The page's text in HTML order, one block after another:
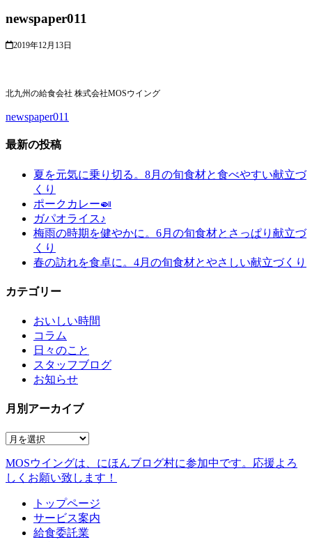
newspaper011
2019年12月13日
北九州の給食会社 株式会社MOSウイング
newspaper011
最新の投稿
夏を元気に乗り切る。8月の旬食材と食べやすい献立づ
くり
ポークカレー🍛
ガパオライス♪
梅雨の時期を健やかに。6月の旬食材とさっぱり献立づ
くり
春の訪れを食卓に。4月の旬食材とやさしい献立づくり
カテゴリー
おいしい時間
コラム
日々のこと
スタッフブログ
お知らせ
月別アーカイブ
MOSウイングは、にほんブログ村に参加中です。 応援よろ
しくお願い致します！
トップページ
サービス案内
給食委託業